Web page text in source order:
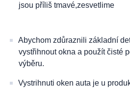
jsou příliš tmavé,zesvetlime
Abychom zdůraznili základní
vystřihnout okna a použít čisté
výběru.
Vystrihnuti oken auta je u